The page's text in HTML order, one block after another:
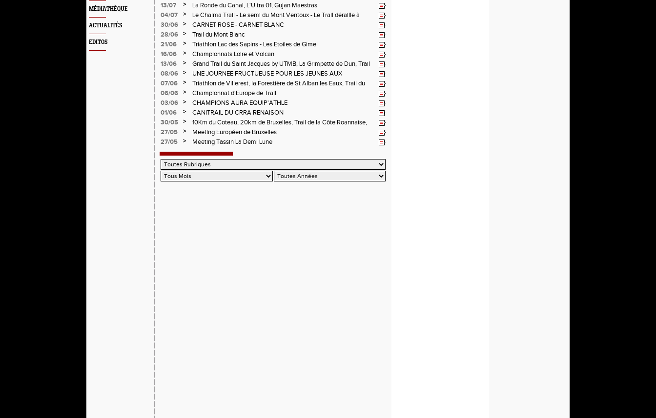
MÉDIATHÈQUE
ACTUALITÉS
EDITOS
13/07
>
La Ronde du Canal, L'Ultra 01, Gujan Maestras
04/07
>
Le Chalma Trail - Le semi du Mont Ventoux - Le Trail déraille à
Cublize - Les Passerelles de Monteynard - Triathlon de Vichy - Trail
Pralognon La Vanoise
30/06 >
CARNET ROSE - CARNET BLANC
28/06
>
Trail du Mont Blanc
21/06
>
Triathlon Lac des Sapins - Les Etoiles de Gimel
16/06
>
Championnats Loire et Volcan
13/06
>
Grand Trail du Saint Jacques by UTMB, La Grimpette de Dun, Trail
d'Andrézieux-Bouthéon
08/06 >
UNE JOURNEE FRUCTUEUSE POUR LES JEUNES AUX
CHAMPIONNATS DE LA LOIRE A ANDREZIEUX
07/06 >
Triathlon de Villerest, la Forestière de St Alban les Eaux, Trail du
Circuit de la Sure, Tour du Pays Roannais FSGT
06/06 >
Championnat d'Europe de Trail
03/06
>
CHAMPIONS AURA EQUIP'ATHLE
01/06
>
CANITRAIL DU CRRA RENAISON
30/05
>
10Km du Coteau, 20km de Bruxelles, Trail de la Côte Roannaise,
Pilatrail
27/05 >
Meeting Européen de Bruxelles
27/05
> Meeting Tassin La Demi Lune